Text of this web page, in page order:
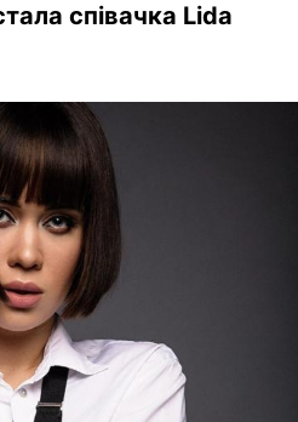
співачка Lida